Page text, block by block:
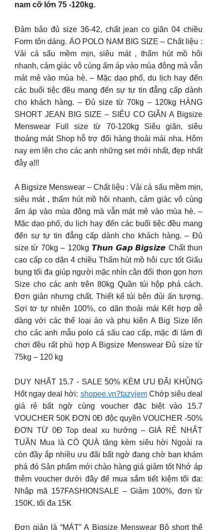
nam cỡ lớn 75 -120kg.
Đảm bảo đủ size 36-42, chất jean co giãn 04 chiều
Form tôn dáng. ÁO POLO NAM BIG SIZE – Chất liệu :
Vải cá sấu mềm mịn, siêu mát , thấm hút mồ hôi
nhanh, cảm giác vô cùng ấm áp vào mùa đông mà vẫn
mát mẻ vào mùa hè. – Mặc dạo phố, du lịch hay đến
các buổi tiệc đều mang đến sự tự tin đẳng cấp dành
cho khách hàng. – Đủ size từ 70kg – 120kg HÀNG
SHORT JEAN BIG SIZE – SIÊU CO GIÃN A Bigsize
Menswear Full size từ 70-120kg Siêu giãn, siêu
thoáng mát Shop hỗ trợ đổi hàng thoải mái nha. Hôm
nay em lên cho các anh những set mới nhất, đẹp nhất
đây ạ!!!
A Bigsize Menswear – Chất liệu : Vải cá sấu mềm mịn,
siêu mát , thấm hút mồ hôi nhanh, cảm giác vô cùng
ấm áp vào mùa đông mà vẫn mát mẻ vào mùa hè. –
Mặc dạo phố, du lịch hay đến các buổi tiệc đều mang
đến sự tự tin đẳng cấp dành cho khách hàng. – Đủ
size từ 70kg – 120kg 𝙏𝙝𝙪𝙣 𝙂𝙖𝙥 𝘽𝙞𝙜𝙨𝙞𝙯𝙚 Chất thun
cao cấp co dãn 4 chiều Thấm hút mồ hôi cực tốt Giấu
bụng tối đa giúp người mặc nhìn cân đối thon gọn hơn
Size cho các anh trên 80kg Quần túi hộp phá cách.
Đơn giản nhưng chất. Thiết kế túi bên đùi ấn tượng.
Sợi tơ tự nhiên 100%, co dãn thoải mái Kết hợp dễ
dàng với các thể loại áo và phụ kiện A Big Size lên
cho các anh mẫu polo cá sấu cao cấp, mặc đi làm đi
chơi đều rất phù hợp A Bigsize Menswear Đủ size từ
75kg – 120 kg
DUY NHẤT 15.7 ️- SALE 50% KÈM ƯU ĐÃI KHỦNG
Hốt ngay deal hời: shopee.vn?tazyjemChớp siêu deal
giá rẻ bất ngờ cùng voucher đặc biệt vào 15.7
VOUCHER 50K ĐƠN 0Đ độc quyền VOUCHER -50%
ĐƠN TỪ 0Đ Top deal xu hướng – GIÁ RẺ NHẤT
TUẦN Mua là CÓ QUÀ tặng kèm siêu hời Ngoài ra
còn đầy ắp nhiều ưu đãi bất ngờ đang chờ bạn khám
phá đó Sản phẩm mới chào hàng giá giảm tốt Nhớ áp
thêm voucher dưới đây để mua sắm tiết kiệm tối đa:
Nhập mã 157FASHIONSALE – Giảm 100%, đơn từ
150K, tối đa 15K
Đơn giản là “MÁT” A Bigsize Menswear Bộ short thể